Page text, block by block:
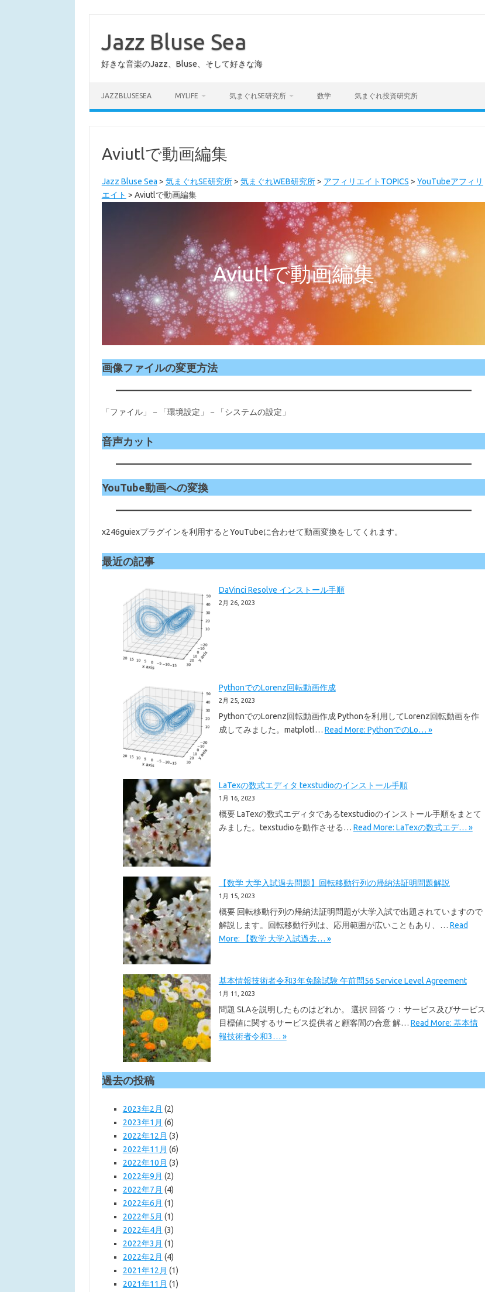
Jazz Bluse Sea
好きな音楽のJazz、Bluse、そして好きな海
JAZZBLUSESEA MYLIFE 気まぐれSE研究所 数学 気まぐれ投資研究所
Aviutlで動画編集
Jazz Bluse Sea > 気まぐれSE研究所> 気まぐれWEB研究所> アフィリエイトTOPICS > YouTubeアフィリ
エイト > Aviutlで動画編集
Aviutlで動画編集
画像ファイルの変更方法
「ファイル」－「環境設定」－「システムの設定」
音声カット
YouTube動画への変換
x246guiexプラグインを利用するとYouTubeに合わせて動画変換をしてくれます。
最近の記事
DaVinci Resolve インストール手順
2月 26, 2023
PythonでのLorenz回転動画作成
2月 25, 2023
PythonでのLorenz回転動画作成 Pythonを利用してLorenz回転動画を作
成してみました。matplotl… Read More: PythonでのLo… »
LaTexの数式エディタ texstudioのインストール手順
1月 16, 2023
概要 LaTexの数式エディタであるtexstudioのインストール手順をまとて
みました。texstudioを動作させる… Read More: LaTexの数式エデ… »
【数学 大学入試過去問題】回転移動行列の帰納法証明問題解説
1月 15, 2023
概要 回転移動行列の帰納法証明問題が大学入試で出題されていますので
解説します。回転移動行列は、応用範囲が広いこともあり、… Read
More: 【数学 大学入試過去… »
基本情報技術者令和3年免除試験 午前問56 Service Level Agreement
1月 11, 2023
問題 SLAを説明したものはどれか。 選択 回答 ウ：サービス及びサービス
目標値に関するサービス提供者と顧客間の合意 解… Read More: 基本情
報技術者令和3… »
過去の投稿
2023年2月 (2)
2023年1月 (6)
2022年12月 (3)
2022年11月 (6)
2022年10月 (3)
2022年9月 (2)
2022年7月 (4)
2022年6月 (1)
2022年5月 (1)
2022年4月 (3)
2022年3月 (1)
2022年2月 (4)
2021年12月 (1)
2021年11月 (1)